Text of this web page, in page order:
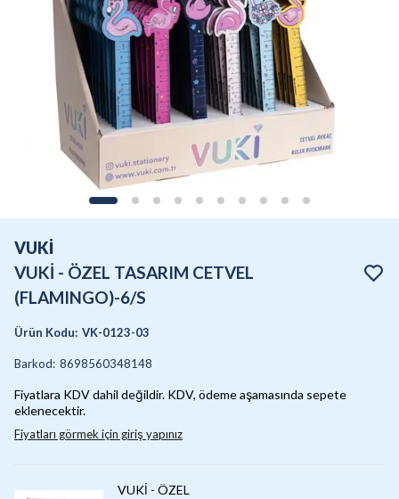
VUKİ
VUKİ - ÖZEL TASARIM CETVEL
(FLAMINGO)-6/S
Ürün Kodu: VK-0123-03
Barkod: 8698560348148
Fiyatlara KDV dahil değildir. KDV, ödeme aşamasında sepete
eklenecektir.
Fiyatları görmek için giriş yapınız
VUKİ - ÖZEL